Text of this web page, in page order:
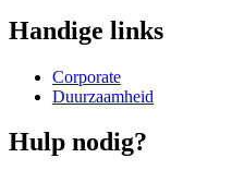
Handige links
Corporate
Duurzaamheid
Hulp nodig?